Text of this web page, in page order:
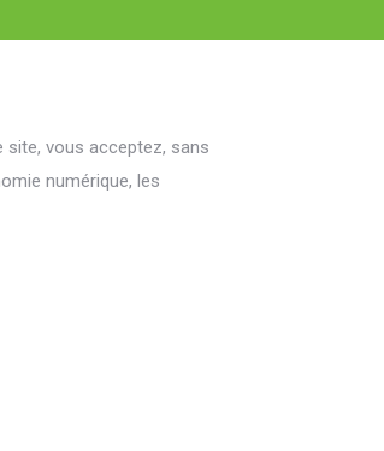
site, vous acceptez, sans
numérique, les